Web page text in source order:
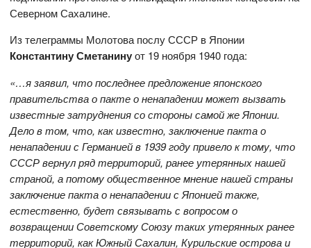
Северном Сахалине.
Из телеграммы Молотова послу СССР в Японии
Константину Сметанинуот 19 ноября 1940 года:
«…я заявил, что последнее предложение японского
правительства о пакте о ненападении может вызвать
известные затруднения со стороны самой же Японии.
Дело в том, что, как известно, заключение пакта о
ненападении с Германией в 1939 году привело к тому, что
СССР вернул ряд территорий, ранее утерянных нашей
страной, а потому общественное мнение нашей страны
заключение пакта о ненападении с Японией также,
естественно, будет связывать с вопросом о
возвращении Советскому Союзу таких утерянных ранее
территорий, как Южный Сахалин, Курильские острова и